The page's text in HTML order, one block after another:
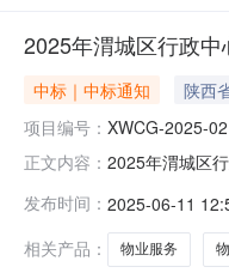
2025年渭城区行政
中标｜中标通知 陕西
项目编号： XWCG-2025-02
正文内容： 2025年渭城区
元采购包2:供应
发布时间： 2025-06-11
相关产品：
物业服务